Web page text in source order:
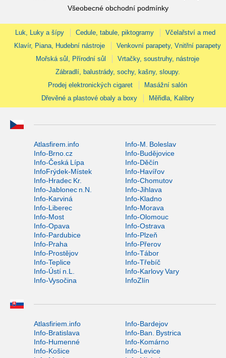
Všeobecné obchodní podmínky
Luk, Luky a šípy Cedule, tabule, piktogramy
Včelařství a med
Klavír, Piana, Hudební nástroje
Venkovní parapety, Vnitřní parapety
Mořská sůl, Přírodní sůl
Vrtačky, soustruhy, nástroje
Zábradlí, balustrády, sochy, kašny, sloupy.
Prodej elektronických cigaret
Masážní salón
Dřevěné a plastové obaly a boxy
Měřidla, Kalibry
Atlasfirem.info
Info-M. Boleslav
Info-Brno.cz
Info-Budějovice
Info-Česká Lípa
Info-Děčín
InfoFrýdek-Místek
Info-Havířov
Info-Hradec Kr.
Info-Chomutov
Info-Jablonec n.N.
Info-Jihlava
Info-Karviná
Info-Kladno
Info-Liberec
Info-Morava
Info-Most
Info-Olomouc
Info-Opava
Info-Ostrava
Info-Pardubice
Info-Plzeň
Info-Praha
Info-Přerov
Info-Prostějov
Info-Tábor
Info-Teplice
Info-Třebíč
Info-Ústí n.L.
Info-Karlovy Vary
Info-Vysočina
InfoZlín
Atlasfiriem.info
Info-Bardejov
Info-Bratislava
Info-Ban. Bystrica
Info-Humenné
Info-Komárno
Info-Košice
Info-Levice